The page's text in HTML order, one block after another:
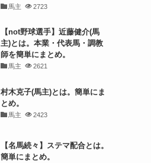
馬主 2723
【not野球選手】近藤健介(馬
主)とは。本業・代表馬・調教
師を簡単にまとめ。
馬主 2621
村木克子(馬主)とは。簡単にま
とめ。
馬主 2423
【名馬続々】ステマ配合とは。
簡単にまとめ。